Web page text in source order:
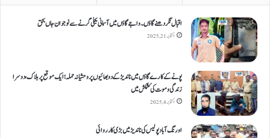
اقبال نگر دھنےگاؤں۔ واجےگاؤں میں آسمانی بجلی گرنے سے نوجوان جاں بحق
اکتوبر 21, 2025
پونے کے کارےگاؤں میں ناندیڑ کے دو بھائیوں پر وحشیانہ حملہ؛ ایک موقع پر ہلاک، دوسرا
زندگی و موت کی کشمکش میں
اکتوبر 4, 2025
اورنگ آباد پولیس کی ناندیڑ میں بڑی کارروائی